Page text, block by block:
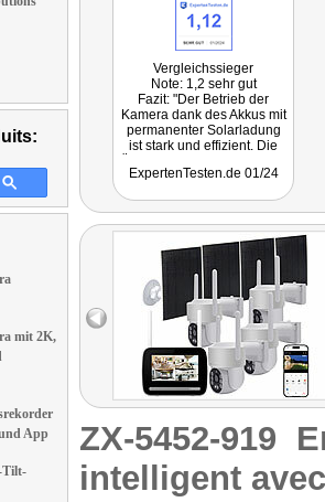
mit 2K,
App
Tilt-
Vergleichssieger
Note: 1,2 sehr gut
Fazit: "Der Betrieb der
Kamera dank des Akkus mit
permanenter Solarladung
ist stark und effizient. Die
in 2K-Auflösung liefern
ExpertenTesten.de 01/24
ZX-5452-919
intelligent